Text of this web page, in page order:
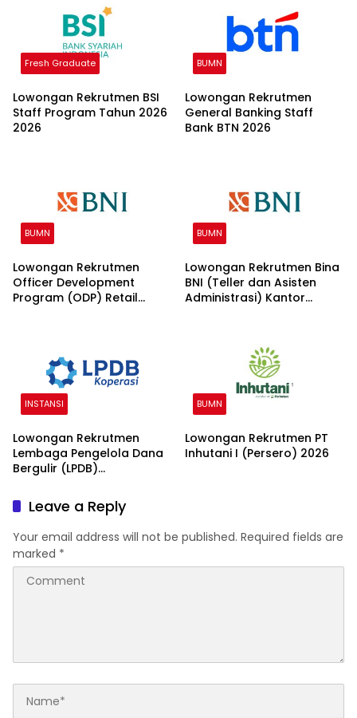
Fresh Graduate
Lowongan Rekrutmen BSI
Staff Program Tahun 2026
2026
BUMN
Lowongan Rekrutmen
General Banking Staff
Bank BTN 2026
BUMN
Lowongan Rekrutmen
Officer Development
Program (ODP) Retail
BUMN
Lowongan Rekrutmen Bina
BNI (Teller dan Asisten
Administrasi) Kantor
INSTANSI
Lowongan Rekrutmen
Lembaga Pengelola Dana
Bergulir (LPDB)
2026
BUMN
Lowongan Rekrutmen PT
Inhutani I (Persero) 2026
Leave a Reply
Your email address will not be published. Required fields are
marked *